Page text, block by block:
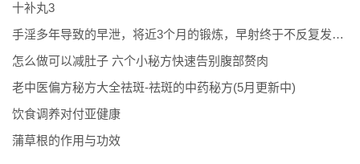
十补丸3
手淫多年导致的早泄，将近3个月的锻炼，早射终于不反复发作了。
怎么做可以减肚子 六个小秘方快速告别腹部赘肉
老中医偏方秘方大全祛斑-祛斑的中药秘方(5月更新中)
饮食调养对付亚健康
蒲草根的作用与功效